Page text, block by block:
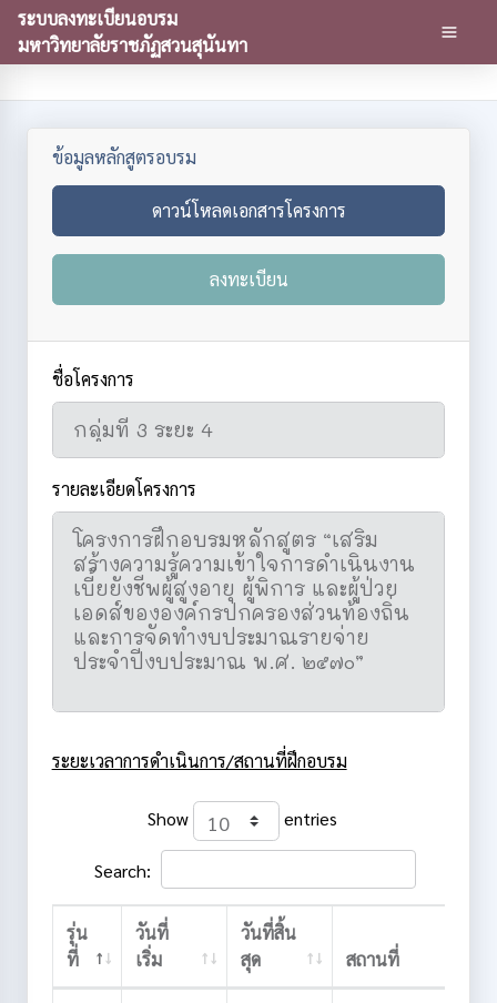
ระบบลงทะเบียนอบรม
มหาวิทยาลัยราชภัฏสวนสุนันทา
ข้อมูลหลักสูตรอบรม
ดาวน์โหลดเอกสารโครงการ
ลงทะเบียน
ชื่อโครงการ
รายละเอียดโครงการ
ระยะเวลาการดำเนินการ/สถานที่ฝึกอบรม
Show entries
Search:
รุ่น
ที่
วันที่
เริ่ม
วันที่สิ้น
สุด
สถานที่